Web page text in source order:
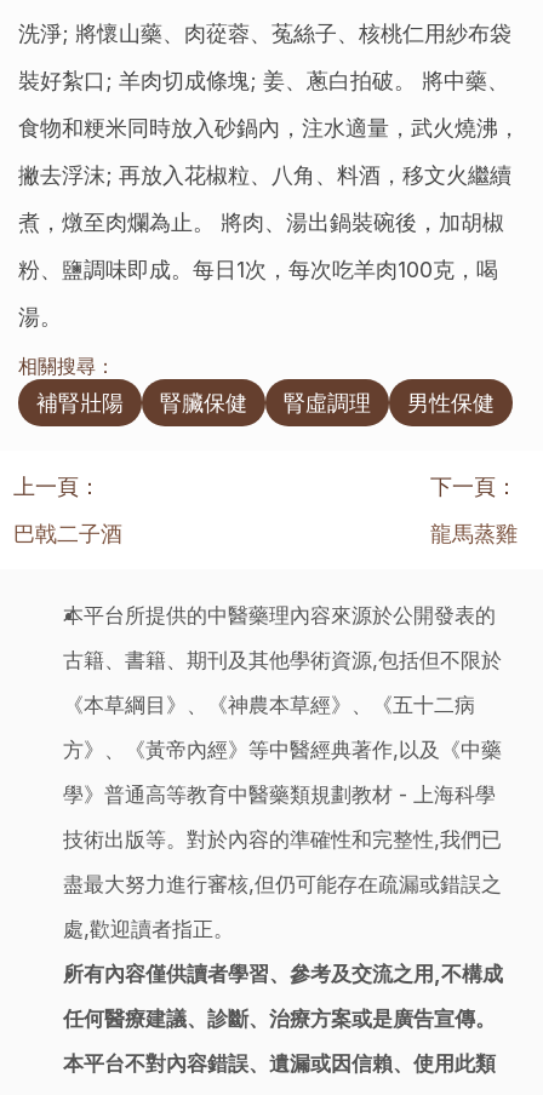
洗淨; 將懷山藥、肉蓯蓉、菟絲子、核桃仁用紗布袋
裝好紮口; 羊肉切成條塊; 姜、蔥白拍破。 將中藥、
食物和粳米同時放入砂鍋內，注水適量，武火燒沸，
撇去浮沫; 再放入花椒粒、八角、料酒，移文火繼續
煮，燉至肉爛為止。 將肉、湯出鍋裝碗後，加胡椒
粉、鹽調味即成。每日1次，每次吃羊肉100克，喝
湯。
相關搜尋：
補腎壯陽 腎臟保健 腎虛調理 男性保健
上一頁：
巴戟二子酒
下一頁：
龍馬蒸雞
本平台所提供的中醫藥理內容來源於公開發表的
古籍、書籍、期刊及其他學術資源,包括但不限於
《本草綱目》、《神農本草經》、《五十二病
方》、《黃帝內經》等中醫經典著作,以及《中藥
學》普通高等教育中醫藥類規劃教材 - 上海科學
技術出版等。對於內容的準確性和完整性,我們已
盡最大努力進行審核,但仍可能存在疏漏或錯誤之
處,歡迎讀者指正。
所有內容僅供讀者學習、參考及交流之用,不構成
任何醫療建議、診斷、治療方案或是廣告宣傳。
本平台不對內容錯誤、遺漏或因信賴、使用此類